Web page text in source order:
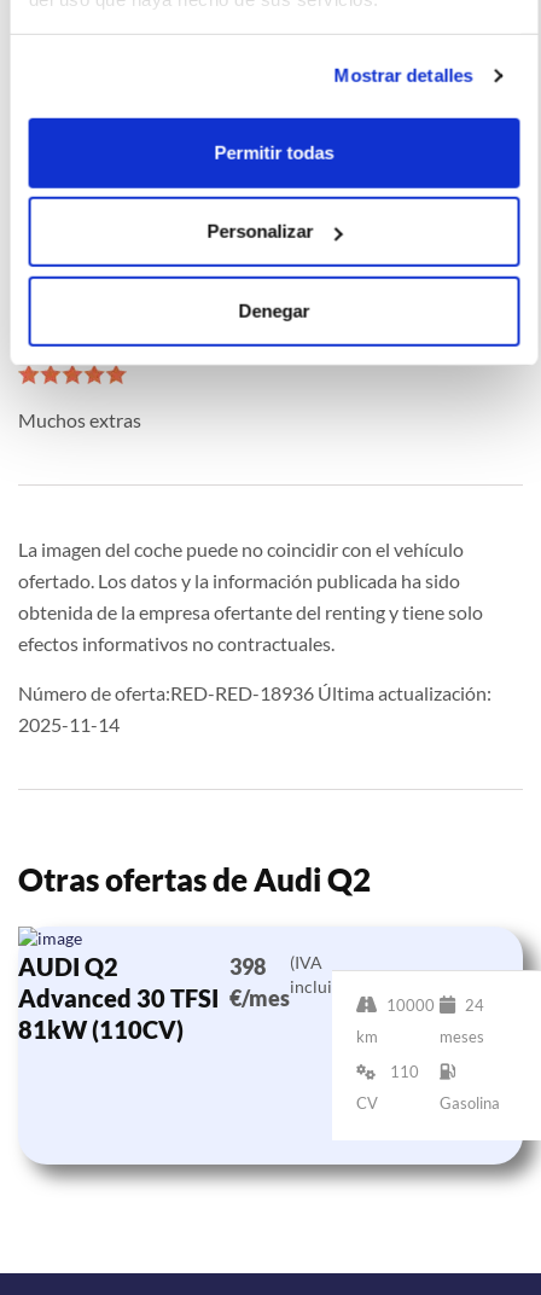
Mostrar detalles
Permitir todas
Personalizar
Denegar
Francisco Martínez (2022-02-02)
Muchos extras
La imagen del coche puede no coincidir con el vehículo
ofertado. Los datos y la información publicada ha sido
obtenida de la empresa ofertante del renting y tiene solo
efectos informativos no contractuales.
Número de oferta:RED-RED-18936 Última actualización:
2025-11-14
Otras ofertas de Audi Q2
AUDI Q2
Advanced 30 TFSI
81kW (110CV)
398
€/mes
(IVA
incluido)
10000
km
24
meses
110
CV
Gasolina